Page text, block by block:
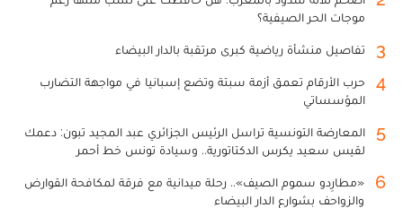
موجات الحر الصيفية؟
3 تفاصيل منشأة رياضية كبرى مرتقبة بالدار البيضاء
4
حرب الأرقام تعمق أزمة سبتة وتضع إسبانيا في مواجهة التضارب
المؤسساتي
5
المعارضة التونسية تراسل الرئيس الجزائري عبد المجيد تبون: دعمك
لقيس سعيد يكرس الدكتاتورية.. وسيادة تونس خط أحمر
6
«مطارِدو سموم الصيف».. رحلة ميدانية مع فرقة لمكافحة القوارض
والزواحف بشوارع الدار البيضاء